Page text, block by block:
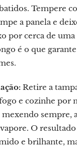
Tempere
a panela e
por cerca de uma
é o que
Retire a
e cozinhe por
sempre,
O
e brilhante,